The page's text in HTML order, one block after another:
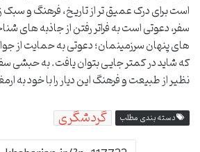
است برای درک عمیق تر از تاریخ، فرهنگ و سبک
سفر، دعوتی است به فراتر رفتن از جاذبه
های پنهان سرزمینمان؛ دعوتی به حمایت از
که شاید در کمتر جایی بتوان یافت. به حبشی
نظیر از طبیعت و فرهنگ این دیار را با خود به
دسته بندی مطلب گردشگری